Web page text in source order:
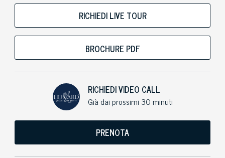
RICHIEDI LIVE TOUR
BROCHURE PDF
RICHIEDI VIDEO CALL
Già dai prossimi 30 minuti
PRENOTA